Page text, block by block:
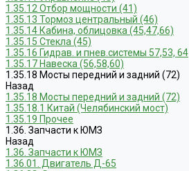
1.35.12 Отбор мощности (41)
1.35.13 Тормоз центральный (46)
1.35.14 Кабина, облицовка (45,47,66)
1.35.15 Стекла (45)
1.35.16 Гидрав. и пнев.системы 57,53, 64
1.35.17 Навеска (56,58,60)
1.35.18 Мосты передний и задний (72)
Назад
1.35.18 Мосты передний и задний (72)
1.35.18.1 Китай (Челябинский мост)
1.35.19 Прочее
1.36. Запчасти к ЮМЗ
Назад
1.36. Запчасти к ЮМЗ
1.36.01. Двигатель Д-65